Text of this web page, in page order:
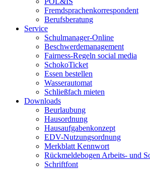
Fremdsprachenkorrespondent
Berufsberatung
Service
Schulmanager-Online
Beschwerdemanagement
Fairness-Regeln social media
SchokoTicket
Essen bestellen
Wasserautomat
Schließfach mieten
Downloads
Beurlaubung
Hausordnung
Hausaufgabenkonzept
EDV-Nutzungsordnung
Merkblatt Kennwort
Rückmeldebogen Arbeits- und
Schriftfont